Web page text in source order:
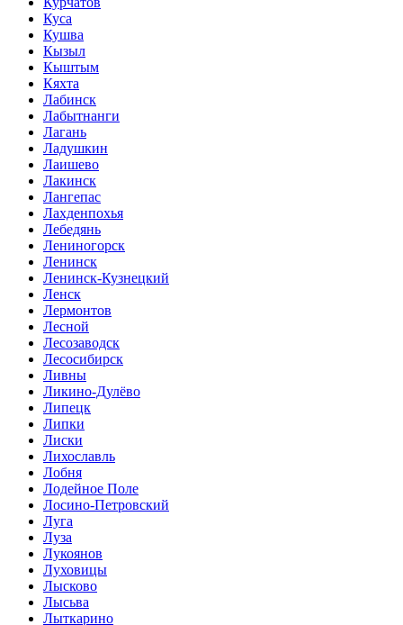
Куса
Кушва
Кызыл
Кыштым
Кяхта
Лабинск
Лабытнанги
Лагань
Ладушкин
Лаишево
Лакинск
Лангепас
Лахденпохья
Лебедянь
Лениногорск
Ленинск
Ленинск-Кузнецкий
Ленск
Лермонтов
Лесной
Лесозаводск
Лесосибирск
Ливны
Ликино-Дулёво
Липецк
Липки
Лиски
Лихославль
Лобня
Лодейное Поле
Лосино-Петровский
Луга
Луза
Лукоянов
Луховицы
Лысково
Лысьва
Лыткарино